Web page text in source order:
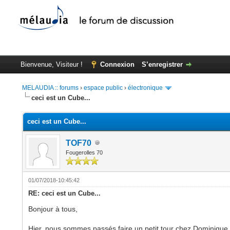
Bienvenue, Visiteur ! Connexion S’enregistrer
MELAUDIA :: forums ›espace public ›électronique
ceci est un Cube...
ceci est un Cube...
TOF70
Fougerolles 70
01/07/2018-10:45:42
RE: ceci est un Cube...
Bonjour à tous,